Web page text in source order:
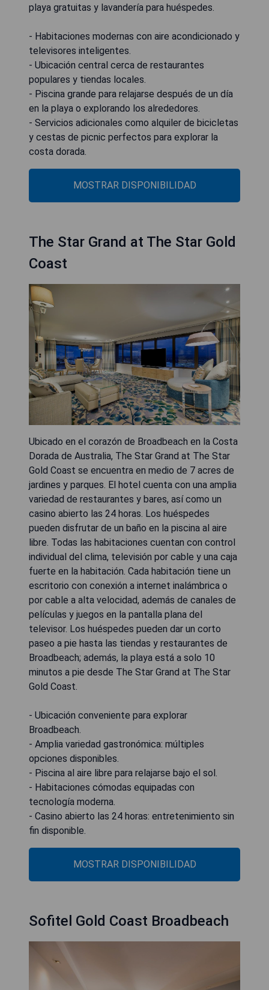
playa gratuitas y lavandería para huéspedes.
- Habitaciones modernas con aire acondicionado y
televisores inteligentes.
- Ubicación central cerca de restaurantes
populares y tiendas locales.
- Piscina grande para relajarse después de un día
en la playa o explorando los alrededores.
- Servicios adicionales como alquiler de bicicletas
y cestas de picnic perfectos para explorar la
costa dorada.
MOSTRAR DISPONIBILIDAD
The Star Grand at The Star Gold
Coast
Ubicado en el corazón de Broadbeach en la Costa
Dorada de Australia, The Star Grand at The Star
Gold Coast se encuentra en medio de 7 acres de
jardines y parques. El hotel cuenta con una amplia
variedad de restaurantes y bares, así como un
casino abierto las 24 horas. Los huéspedes
pueden disfrutar de un baño en la piscina al aire
libre. Todas las habitaciones cuentan con control
individual del clima, televisión por cable y una caja
fuerte en la habitación. Cada habitación tiene un
escritorio con conexión a internet inalámbrica o
por cable a alta velocidad, además de canales de
películas y juegos en la pantalla plana del
televisor. Los huéspedes pueden dar un corto
paseo a pie hasta las tiendas y restaurantes de
Broadbeach; además, la playa está a solo 10
minutos a pie desde The Star Grand at The Star
Gold Coast.
- Ubicación conveniente para explorar
Broadbeach.
- Amplia variedad gastronómica: múltiples
opciones disponibles.
- Piscina al aire libre para relajarse bajo el sol.
- Habitaciones cómodas equipadas con
tecnología moderna.
- Casino abierto las 24 horas: entretenimiento sin
fin disponible.
MOSTRAR DISPONIBILIDAD
Sofitel Gold Coast Broadbeach